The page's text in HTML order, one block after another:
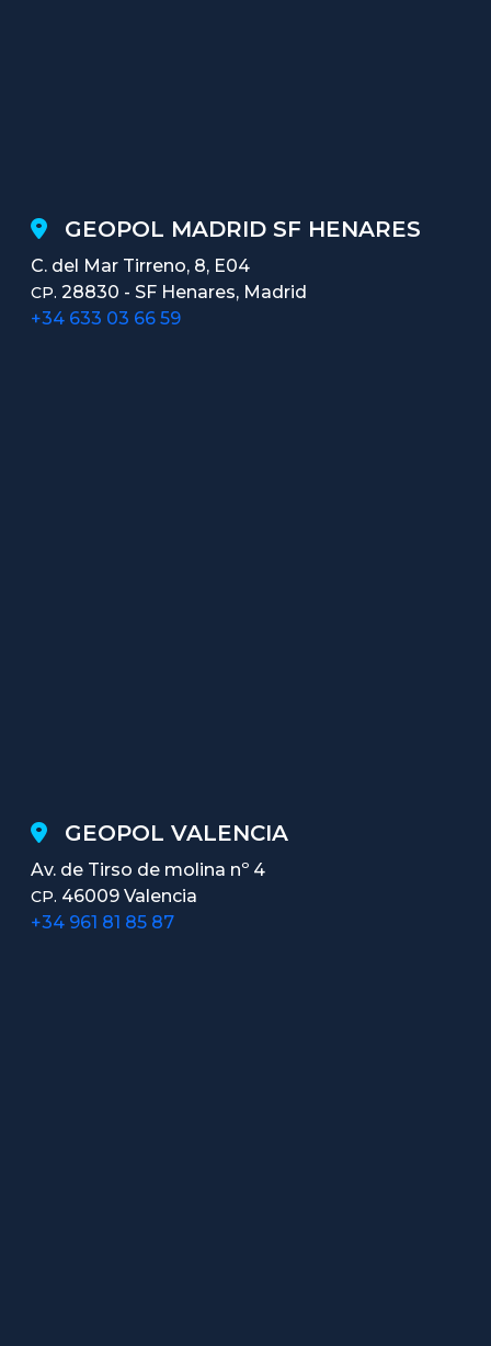
GEOPOL MADRID SF HENARES
C. del Mar Tirreno, 8, E04
CP. 28830 - SF Henares, Madrid
+34 633 03 66 59
GEOPOL VALENCIA
Av. de Tirso de molina nº 4
CP. 46009 Valencia
+34 961 81 85 87